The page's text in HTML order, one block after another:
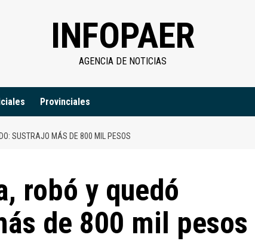
INFOPAER
AGENCIA DE NOTICIAS
Provinciales
SUSTRAJO MÁS DE 800 MIL PESOS
robó y quedó
de 800 mil pesos